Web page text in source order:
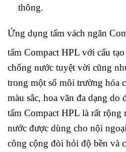
thông.
Ứng dụng tấm vách ngăn
tấm Compact HPL với cấu
chống nước tuyệt vời cũng
trong một số môi trường hóa
màu sắc, hoa văn đa dạng do
tấm Compact HPL là rất rộng
nước được dùng cho nội
công cộng đòi hỏi độ bền và